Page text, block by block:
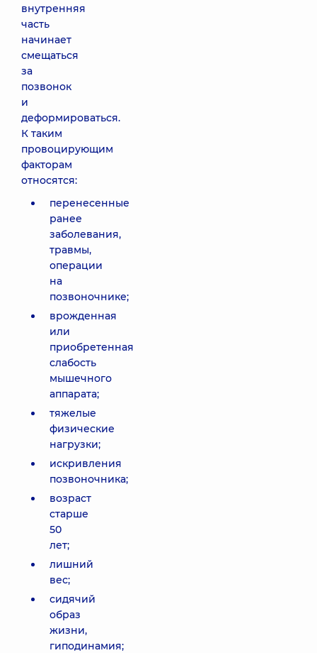
внутренняя
часть
начинает
смещаться
за
позвонок
и
деформироваться.
К таким
провоцирующим
факторам
относятся:
перенесенные
ранее
заболевания,
травмы,
операции
на
позвоночнике;
врожденная
или
приобретенная
слабость
мышечного
аппарата;
тяжелые
физические
нагрузки;
искривления
позвоночника;
возраст
старше
50
лет;
лишний
вес;
сидячий
образ
жизни,
гиподинамия;